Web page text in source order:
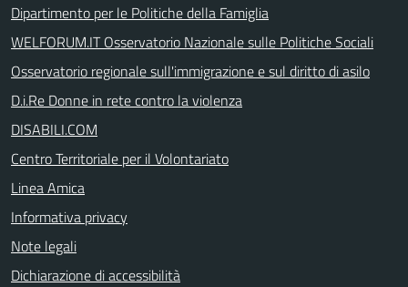
Dipartimento per le Politiche della Famiglia
WELFORUM.IT Osservatorio Nazionale sulle Politiche Sociali
Osservatorio regionale sull'immigrazione e sul diritto di asilo
D.i.Re Donne in rete contro la violenza
DISABILI.COM
Centro Territoriale per il Volontariato
Linea Amica
Informativa privacy
Note legali
Dichiarazione di accessibilità